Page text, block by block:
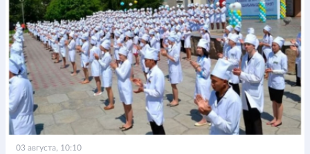
03 августа, 10:10